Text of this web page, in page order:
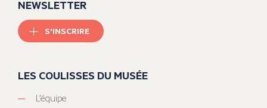
NEWSLETTER
S'INSCRIRE
LES COULISSES DU MUSÉE
L’équipe